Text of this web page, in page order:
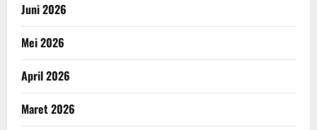
Juni 2026
Mei 2026
April 2026
Maret 2026